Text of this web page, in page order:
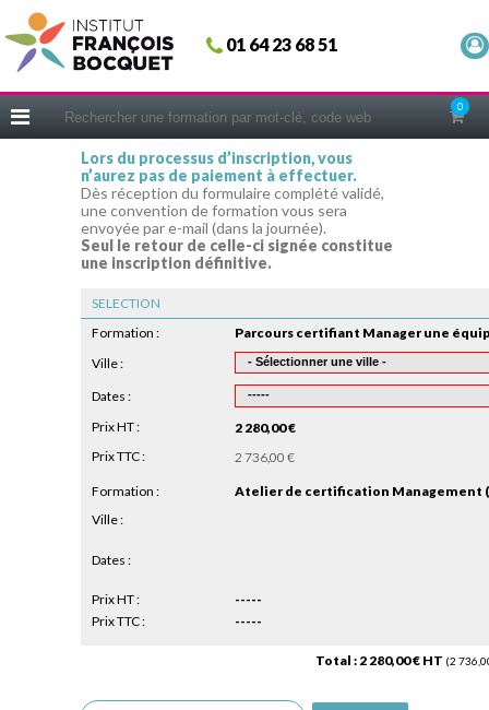
01 64 23 68 51
0
Fermer
ACCUEIL
CERIFICATIONS
INTRAS | SUR-MESURE
COACHING
EN PRATIQUE
CONSEILS MICRO-COACHING
PODCAST
WEBINAIRES
QUESTIONNAIRE GRATUIT
Lors du processus d’inscription, vous
n’aurez pas de paiement à effectuer.
Dès réception du formulaire complété validé,
une convention de formation vous sera
envoyée par e-mail (dans la journée).
Seul le retour de celle-ci signée constitue
une inscription définitive.
Total : 2 280,00 € HT (2
Formation :
Ville :
Dates :
Prix HT :
2 280,00 €
Prix TTC :
2 736,00 €
SELECTION
Formation :
Ville :
Dates :
Prix HT :
-----
Prix TTC :
-----